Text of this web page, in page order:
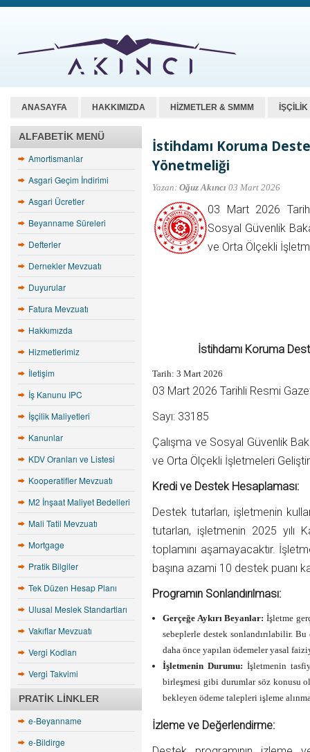
ANASAYFA HAKKIMIZDA HİZMETLER & SMMM
ALFABETIK MENÜ
Amortismanlar
Asgari Geçim İndirimi
Asgari Ücretler
Beyanname Süreleri
Defterler
Dernekler Mevzuatı
Duyurular
Fatura Mevzuatı
Hakkımızda
Hizmetlerimiz
İletişim
İş Kanunu IPC
İşçilik Maliyetleri
Kanunlar
KDV Oranları ve Listesi
Kooperatifler Mevzuatı
M2 İnşaat Maliyet Bedelleri
Mali Tatil Mevzuatı
Mortgage
Pratik Bilgiler
Tek Düzen Hesap Planı
Ulusal Meslek Standartları
Vakıflar Mevzuatı
Vergi Kodları
Vergi Takvimi
PRATIK LINKLER
e-Beyanname
e-Bildirge
İstihdamı Koruma
Yönetmeliği
Yazan: Oğuz Akıncı 03 Mart 2026
03 Mart 2026
Sosyal Güvenlik
ve Orta Ölçekli
İstihdamı Koruma
Tarih: 3 Mart 2026
03 Mart 2026 Tarihli Resmi
Sayı: 33185
Çalışma ve Sosyal Güvenlik
ve Orta Ölçekli İşletmeleri
Kredi ve Destek Hesaplaması:
Destek tutarları, işletmenin
tutarları, işletmenin 2025 yılı
toplamını aşamayacaktır.
başına azami 10 destek puanı
Programın Sonlandırılması:
Gerçeğe Aykırı Beyanlar: İşletme
sebeplerle destek sonlandırılabilir.
daha önce yapılan ödemeler yasal
İşletmenin Durumu: İşletmenin
birleşmesi gibi durumlar söz konusu
bekleyen ödeme talepleri işleme
İzleme ve Değerlendirme: